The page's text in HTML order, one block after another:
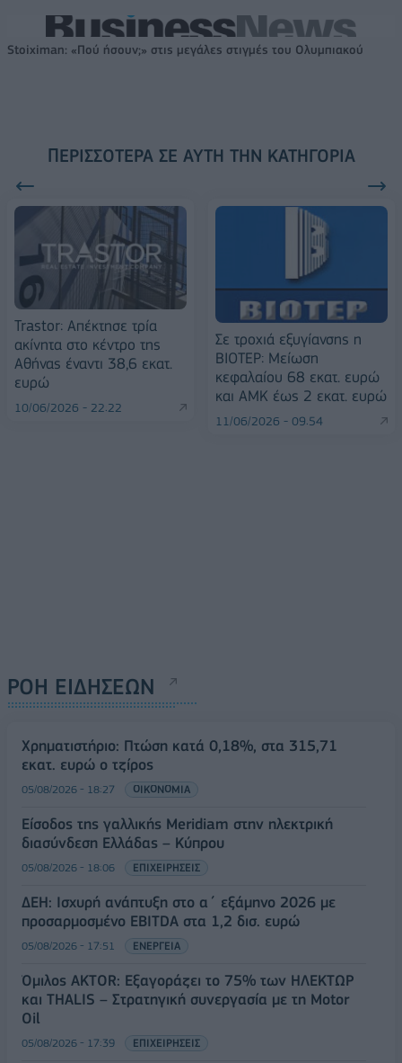
Stoiximan: «Πού ήσουν;» στις μεγάλες στιγμές του Ολυμπιακού
ΠΕΡΙΣΣΌΤΕΡΑ ΣΕ ΑΥΤΉ ΤΗΝ ΚΑΤΗΓΟΡΊΑ
Trastor: Απέκτησε τρία
ακίνητα στο κέντρο της
Αθήνας έναντι 38,6 εκατ.
ευρώ
10/06/2026 - 22:22
Σε τροχιά εξυγίανσης η
ΒΙΟΤΕΡ: Μείωση
κεφαλαίου 68 εκατ. ευρώ
και ΑΜΚ έως 2 εκατ. ευρώ
11/06/2026 - 09:54
ΡΟΗ ΕΙΔΗΣΕΩΝ
Χρηματιστήριο: Πτώση κατά 0,18%, στα 315,71
εκατ. ευρώ ο τζίρος
05/08/2026 - 18:27 ΟΙΚΟΝΟΜΙΑ
Είσοδος της γαλλικής Meridiam στην ηλεκτρική
διασύνδεση Ελλάδας – Κύπρου
05/08/2026 - 18:06 ΕΠΙΧΕΙΡΗΣΕΙΣ
ΔΕΗ: Ισχυρή ανάπτυξη στο α΄ εξάμηνο 2026 με
προσαρμοσμένο EBITDA στα 1,2 δισ. ευρώ
05/08/2026 - 17:51 ΕΝΕΡΓΕΙΑ
Όμιλος AKTOR: Εξαγοράζει το 75% των ΗΛΕΚΤΩΡ
και THALIS – Στρατηγική συνεργασία με τη Motor
Oil
05/08/2026 - 17:39 ΕΠΙΧΕΙΡΗΣΕΙΣ